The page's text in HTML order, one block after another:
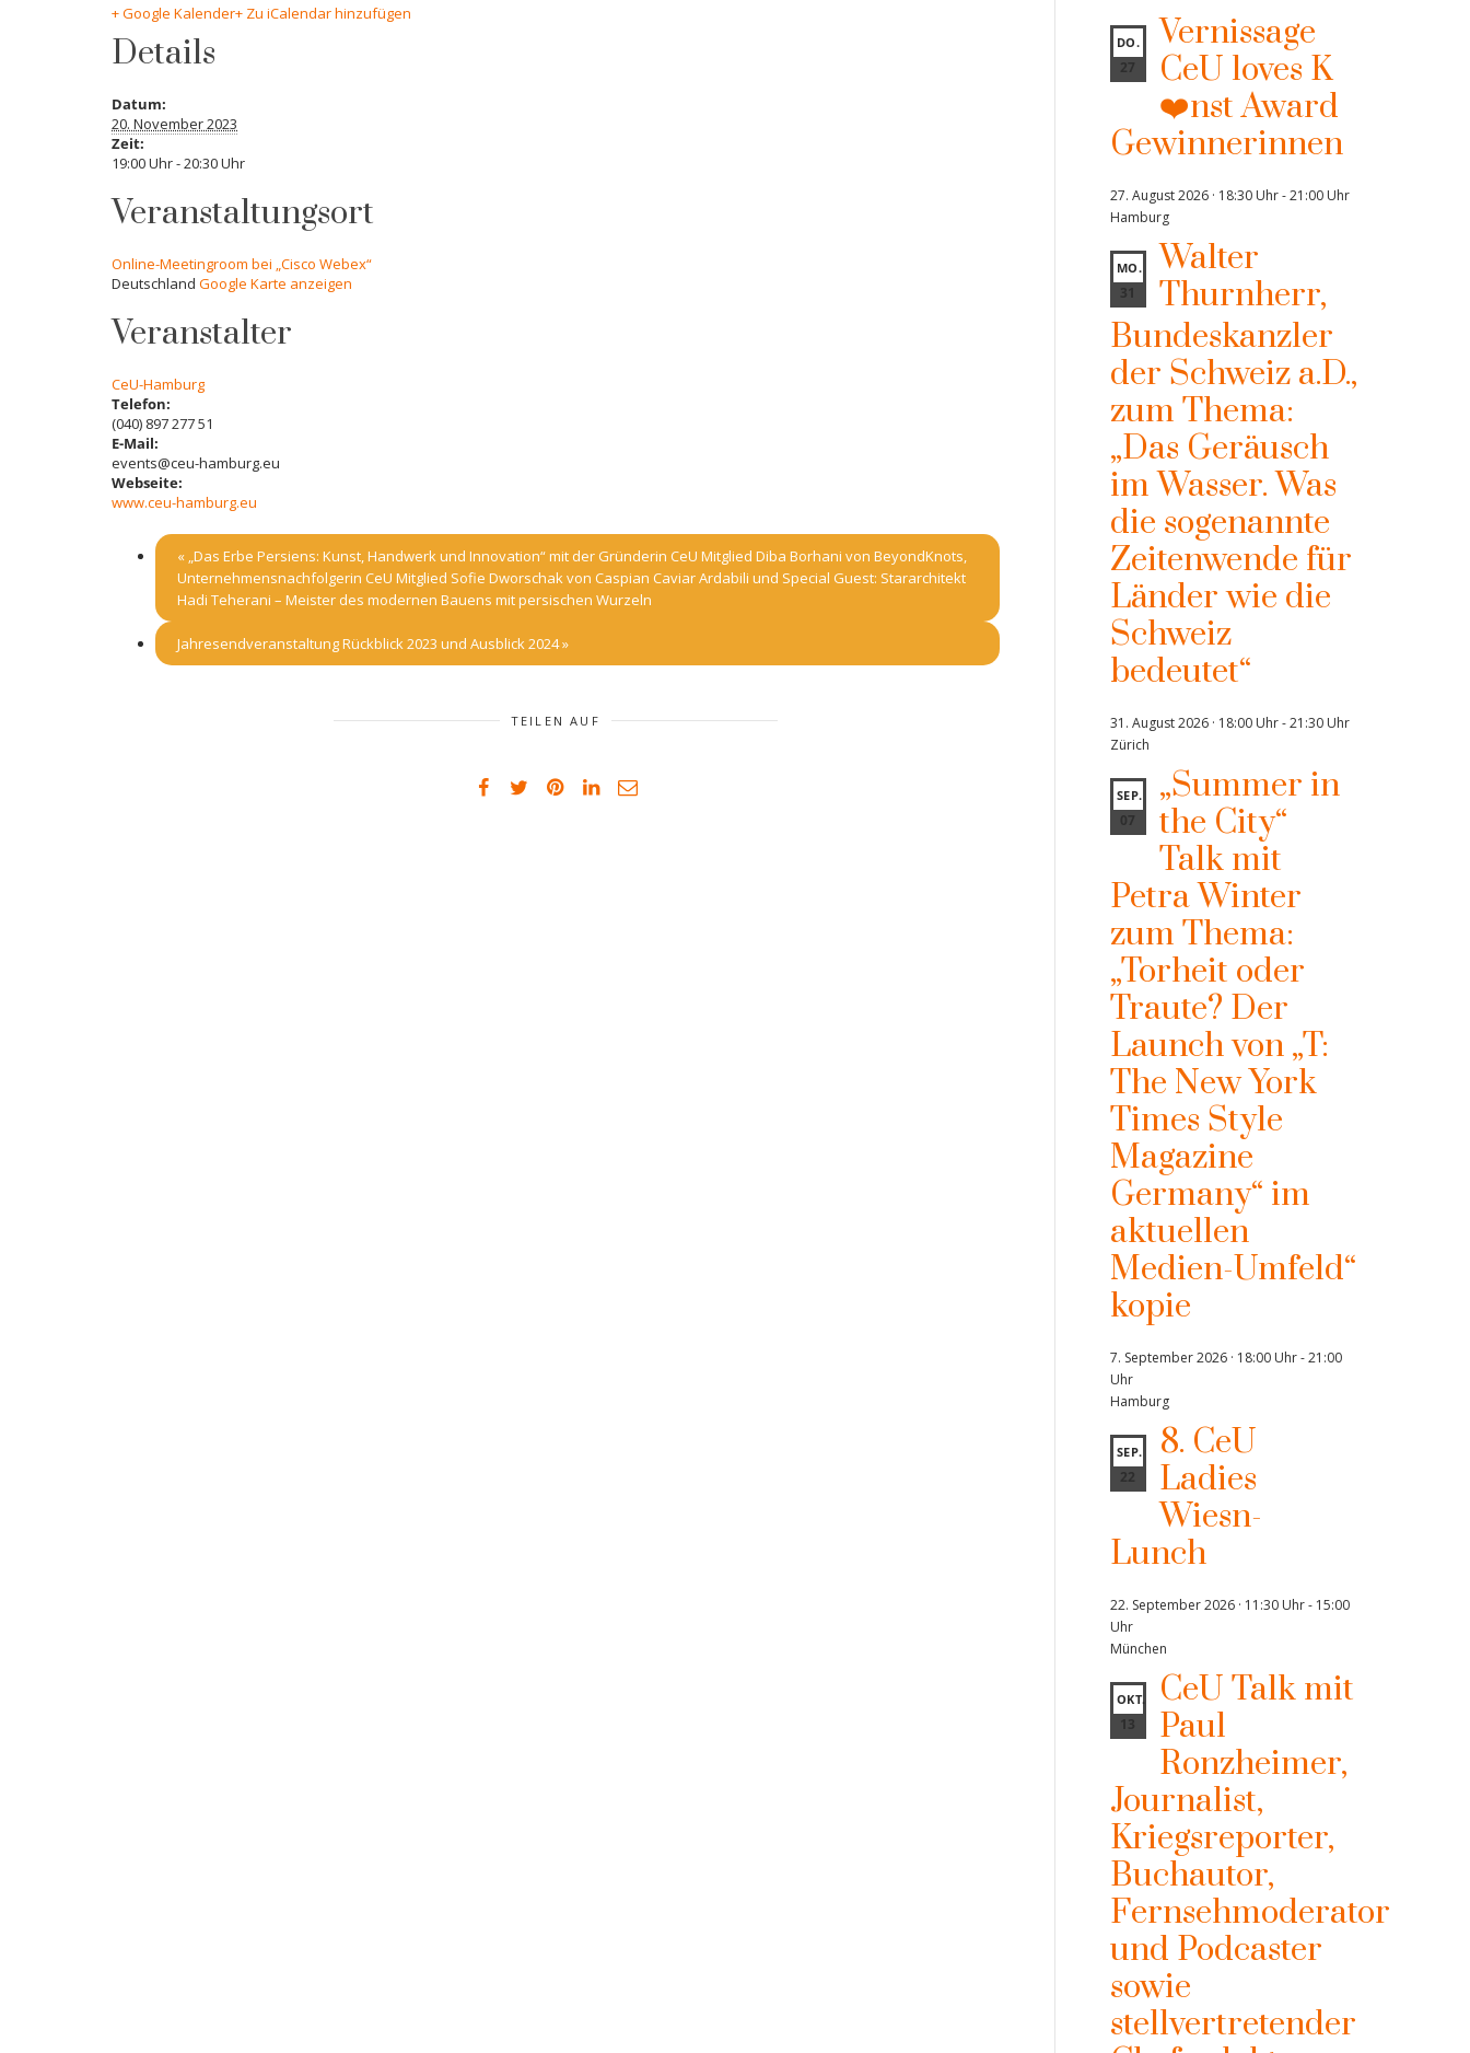
+ Google Kalender+ Zu iCalendar hinzufügen
Details
Datum:
20. November 2023
Zeit:
19:00 Uhr - 20:30 Uhr
Veranstaltungsort
Online-Meetingroom bei „Cisco Webex“
Deutschland Google Karte anzeigen
Veranstalter
CeU-Hamburg
Telefon:
(040) 897 277 51
E-Mail:
events@ceu-hamburg.eu
Webseite:
www.ceu-hamburg.eu
« „Das Erbe Persiens: Kunst, Handwerk und Innovation“ mit der Gründerin CeU Mitglied Diba Borhani von BeyondKnots,
Unternehmensnachfolgerin CeU Mitglied Sofie Dworschak von Caspian Caviar Ardabili und Special Guest: Stararchitekt
Hadi Teherani – Meister des modernen Bauens mit persischen Wurzeln
Jahresendveranstaltung Rückblick 2023 und Ausblick 2024»
TEILEN AUF
DO.
27
Vernissage
CeU loves K
❤️nst Award
Gewinnerinnen
27. August 2026 · 18:30 Uhr-21:00 Uhr
Hamburg
MO.
31
Walter
Thurnherr,
Bundeskanzler
der Schweiz a.D.,
zum Thema:
„Das Geräusch
im Wasser. Was
die sogenannte
Zeitenwende für
Länder wie die
Schweiz
bedeutet“
31. August 2026 · 18:00 Uhr-21:30 Uhr
Zürich
SEP.
07
„Summer in
the City“
Talk mit
Petra Winter
zum Thema:
„Torheit oder
Traute? Der
Launch von „T:
The New York
Times Style
Magazine
Germany“ im
aktuellen
Medien-Umfeld“
kopie
7. September 2026 · 18:00 Uhr-21:00
Uhr
Hamburg
SEP.
22
8. CeU
Ladies
Wiesn-
Lunch
22. September 2026 · 11:30 Uhr- 15:00
Uhr
München
OKT.
13
CeU Talk mit
Paul
Ronzheimer,
Journalist,
Kriegsreporter,
Buchautor,
Fernsehmoderator
und Podcaster
sowie
stellvertretender